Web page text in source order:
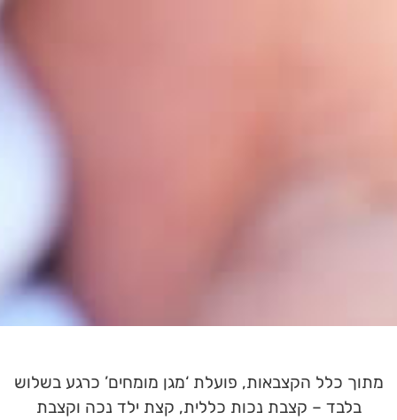
מתוך כלל הקצבאות, פועלת ‘מגן מומחים’ כרגע בשלוש
בלבד – קצבת נכות כללית, קצת ילד נכה וקצבת